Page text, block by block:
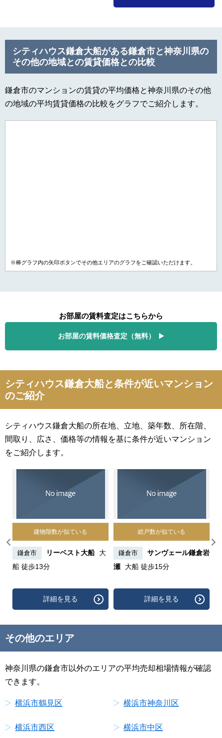
シティハウス鎌倉大船がある鎌倉市と神奈川県の
その他の地域との賃貸価格との比較
鎌倉市のマンションの賃貸の平均価格と神奈川県のその他
の地域の平均賃貸価格の比較をグラフでご紹介します。
※棒グラフ内の矢印ボタンでその他エリアのグラフをご確認いただけます。
お部屋の賃料査定はこちらから
お部屋の賃料価格査定（無料）
シティハウス鎌倉大船と条件が近いマンション
のご紹介
シティハウス鎌倉大船の所在地、立地、築年数、所在階、
間取り、広さ、価格等の情報を基に条件が近いマンション
をご紹介します。
建物階数が似ている
鎌倉市 リーベスト大船 大
船 徒歩13分
詳細を見る
総戸数が似ている
鎌倉市
サンヴェール鎌倉岩
瀬
大船 徒歩15分
詳細を見る
その他のエリア
神奈川県の鎌倉市以外のエリアの平均売却相場情報が確認
できます。
横浜市鶴見区 横浜市神奈川区
横浜市西区 横浜市中区